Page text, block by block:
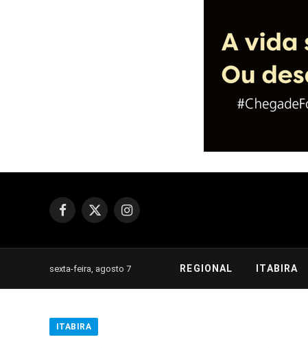
Facebook
X
Instagram
sexta-feira, agosto 7 REGIONAL ITABIRA
ITABIRA